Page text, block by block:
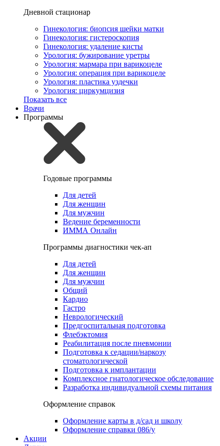
Дневной стационар
Гинекология: биопсия шейки матки
Гинекология: гистероскопия
Гинекология: удаление кисты
Урология: бужирование уретры
Урология: мармара при варикоцеле
Урология: операция при варикоцеле
Урология: пластика уздечки
Урология: циркумцизия
Показать все
Врачи
Программы
Годовые программы
Для детей
Для женщин
Для мужчин
Ведение беременности
ИММА Онлайн
Программы диагностики чек-ап
Для детей
Для женщин
Для мужчин
Общий
Кардио
Гастро
Неврологический
Предгоспитальная подготовка
Флебэктомия
Реабилитация после пневмонии
Подготовка к седации/наркозу
стоматологической
Подготовка к имплантации
Комплексное гнатологическое обследование
Разработка индивидуальной схемы питания
Оформление справок
Оформление карты в д/сад и школу
Оформление справки 086/у
Акции